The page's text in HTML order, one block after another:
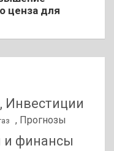
ценза для
, Инвестиции
, Прогнозы
и финансы